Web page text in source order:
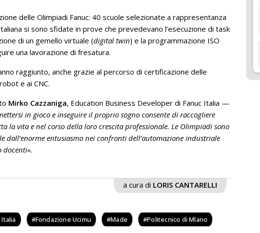
delle Olimpiadi Fanuc: 40 scuole selezionate a rappresentanza
si sono sfidate in prove che prevedevano l’esecuzione di task
di un gemello virtuale (digital twin) e la programmazione ISO
una lavorazione di fresatura.
raggiunto, anche grazie al percorso di certificazione delle
e ai CNC.
Mirko Cazzaniga, Education Business Developer di Fanuc Italia —
in gioco e inseguire il proprio sogno consente di raccogliere
la vita e nel corso della loro crescita professionale. Le Olimpiadi sono
dall’enorme entusiasmo nei confronti dell’automazione industriale
a cura di LORIS CANTARELLI
Italia Fondazione Ucimu Made
Politecnico di Mlano